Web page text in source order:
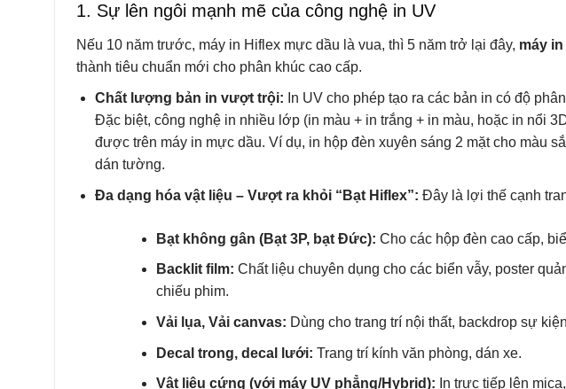
1. Sự lên ngôi mạnh mẽ của công nghệ in UV
Nếu 10 năm trước, máy in Hiflex mực dầu là vua, thì 5 năm trở lại đây, máy
thành tiêu chuẩn mới cho phân khúc cao cấp.
Chất lượng bản in vượt trội: In UV cho phép tạo ra các bản in có độ
Đặc biệt, công nghệ in nhiều lớp (in màu + in trắng + in màu, hoặc in nổi
được trên máy in mực dầu. Ví dụ, in hộp đèn xuyên sáng 2 mặt cho màu
dán tường.
Đa dạng hóa vật liệu – Vượt ra khỏi “Bạt Hiflex”: Đây là lợi thế cạnh
Bạt không gân (Bạt 3P, bạt Đức): Cho các hộp đèn cao cấp,
Backlit film: Chất liệu chuyên dụng cho các biển vẫy, poster
chiếu phim.
Vải lụa, Vải canvas: Dùng cho trang trí nội thất, backdrop sự
Decal trong, decal lưới: Trang trí kính văn phòng, dán xe.
Vật liệu cứng (với máy UV phẳng/Hybrid): In trực tiếp lên